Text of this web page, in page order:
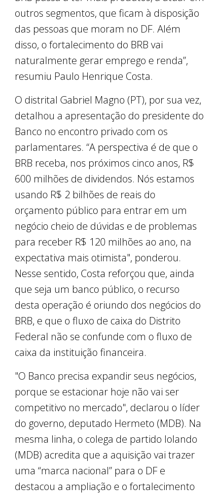
outros segmentos, que ficam à disposição
das pessoas que moram no DF. Além
disso, o fortalecimento do BRB vai
naturalmente gerar emprego e renda”,
resumiu Paulo Henrique Costa.
O distrital Gabriel Magno (PT), por sua vez,
detalhou a apresentação do presidente do
Banco no encontro privado com os
parlamentares. “A perspectiva é de que o
BRB receba, nos próximos cinco anos, R$
600 milhões de dividendos. Nós estamos
usando R$ 2 bilhões de reais do
orçamento público para entrar em um
negócio cheio de dúvidas e de problemas
para receber R$ 120 milhões ao ano, na
expectativa mais otimista", ponderou.
Nesse sentido, Costa reforçou que, ainda
que seja um banco público, o recurso
desta operação é oriundo dos negócios do
BRB, e que o fluxo de caixa do Distrito
Federal não se confunde com o fluxo de
caixa da instituição financeira.
"O Banco precisa expandir seus negócios,
porque se estacionar hoje não vai ser
competitivo no mercado", declarou o líder
do governo, deputado Hermeto (MDB). Na
mesma linha, o colega de partido Iolando
(MDB) acredita que a aquisição vai trazer
uma “marca nacional” para o DF e
destacou a ampliação e o fortalecimento